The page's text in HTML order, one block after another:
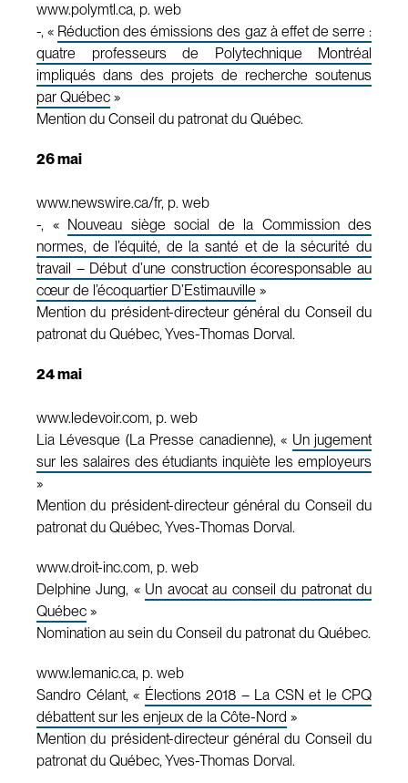
www.polymtl.ca, p. web
-, « Réduction des émissions des gaz à effet de serre :
quatre professeurs de Polytechnique Montréal
impliqués dans des projets de recherche soutenus
par Québec »
Mention du Conseil du patronat du Québec.
26 mai
www.newswire.ca/fr, p. web
-, « Nouveau siège social de la Commission des
normes, de l’équité, de la santé et de la sécurité du
travail – Début d’une construction écoresponsable au
cœur de l’écoquartier D’Estimauville »
Mention du président-directeur général du Conseil du
patronat du Québec, Yves-Thomas Dorval.
24 mai
www.ledevoir.com, p. web
Lia Lévesque (La Presse canadienne), « Un jugement
sur les salaires des étudiants inquiète les employeurs
»
Mention du président-directeur général du Conseil du
patronat du Québec, Yves-Thomas Dorval.
www.droit-inc.com, p. web
Delphine Jung, « Un avocat au conseil du patronat du
Québec »
Nomination au sein du Conseil du patronat du Québec.
www.lemanic.ca, p. web
Sandro Célant, « Élections 2018 – La CSN et le CPQ
débattent sur les enjeux de la Côte-Nord »
Mention du président-directeur général du Conseil du
patronat du Québec, Yves-Thomas Dorval.